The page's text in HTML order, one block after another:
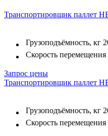
Транспортировщик паллет
Грузоподъёмность, кг
Скорость перемещения
Запрос цены
Транспортировщик паллет
Грузоподъёмность, кг
Скорость перемещения